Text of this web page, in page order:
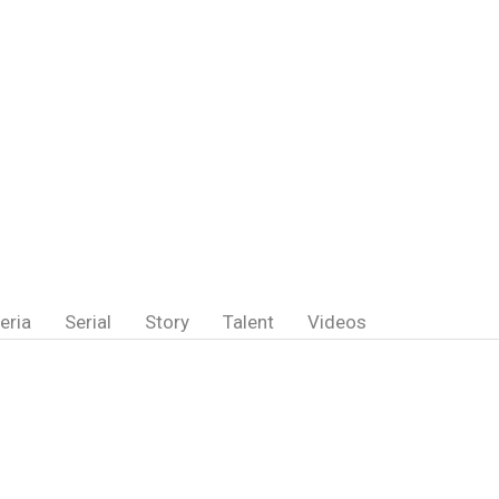
Serial Story Talent Videos